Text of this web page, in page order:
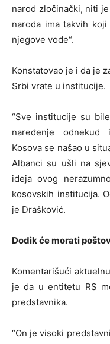
narod zločinački, niti
naroda ima takvih
njegove vođe“.
Konstatovao je i da je
Srbi vrate u institucije.
“Sve institucije su
naređenje odnekud
Kosova se našao u
Albanci su ušli na
ideja ovog
kosovskih institucija.
je Drašković.
Dodik će morati
Komentarišući
je da u entitetu RS
predstavnika.
“On je visoki